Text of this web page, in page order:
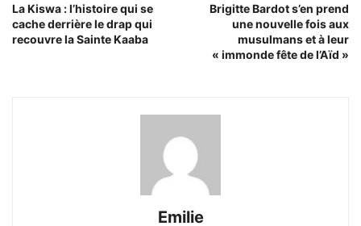
La Kiswa : l’histoire qui se
cache derrière le drap qui
recouvre la Sainte Kaaba
Brigitte Bardot s’en prend
une nouvelle fois aux
musulmans et à leur
« immonde fête de l’Aïd »
Emilie